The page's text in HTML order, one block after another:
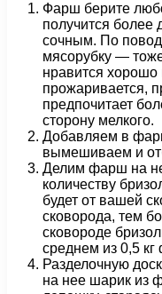
Фарш берите
получится
сочным. По
мясорубку —
нравится
прожаривается,
предпочитает
сторону мелкого.
Добавляем в
вымешиваем и
Делим фарш на
количеству
будет от вашей
сковорода, тем
сковороде
среднем из 0,5
Разделочную
на нее шарик из